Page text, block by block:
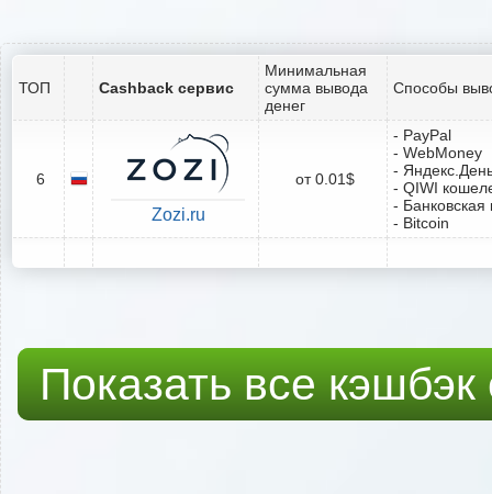
ТОП Cashback сервис
Минимальная
сумма вывода
денег
Способы
6
Zozi.ru
от 0.01$
- PayPal
- WebMoney
-
- QIWI
- Банковская
- Bitcoin
Показать все